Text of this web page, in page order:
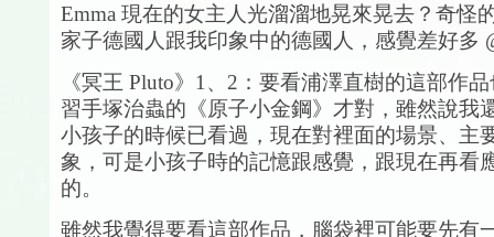
Emma 現在的女主人光溜溜地晃來晃去？奇怪
家子德國人跟我印象中的德國人，感覺差好多
《冥王 Pluto》1、2：要看浦澤直樹的這部作
習手塚治蟲的《原子小金鋼》才對，雖然說我
小孩子的時候已看過，現在對裡面的場景、主
象，可是小孩子時的記憶跟感覺，跟現在再看
的。
雖然我覺得要看這部作品，腦袋裡可能要先有